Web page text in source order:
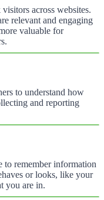
across websites.
relevant and engaging
valuable for
to understand how
and reporting
to remember information
or looks, like your
you are in.